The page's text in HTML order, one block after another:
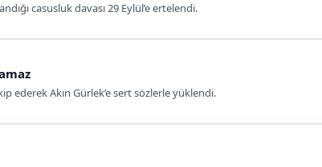
casusluk davası 29 Eylül’e ertelendi.
ederek Akın Gürlek’e sert sözlerle yüklendi.